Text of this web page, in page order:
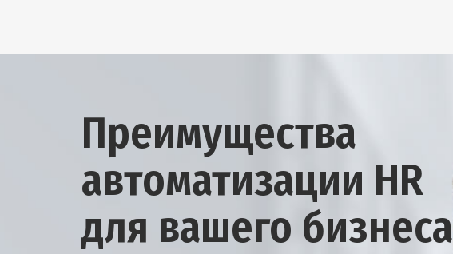
Преимущества
автоматизации HR
для вашего бизнеса